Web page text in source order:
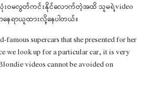
နဲ့ လုံးဝမလွတ်ကင်းနိုင်လောက်တဲ့အထိ သူမရဲ့video
ာနေရာယူထားလို့နေပါတယ်။
famous supercars that she presented for her
we look up for a particular car, it is very
videos cannot be avoided on